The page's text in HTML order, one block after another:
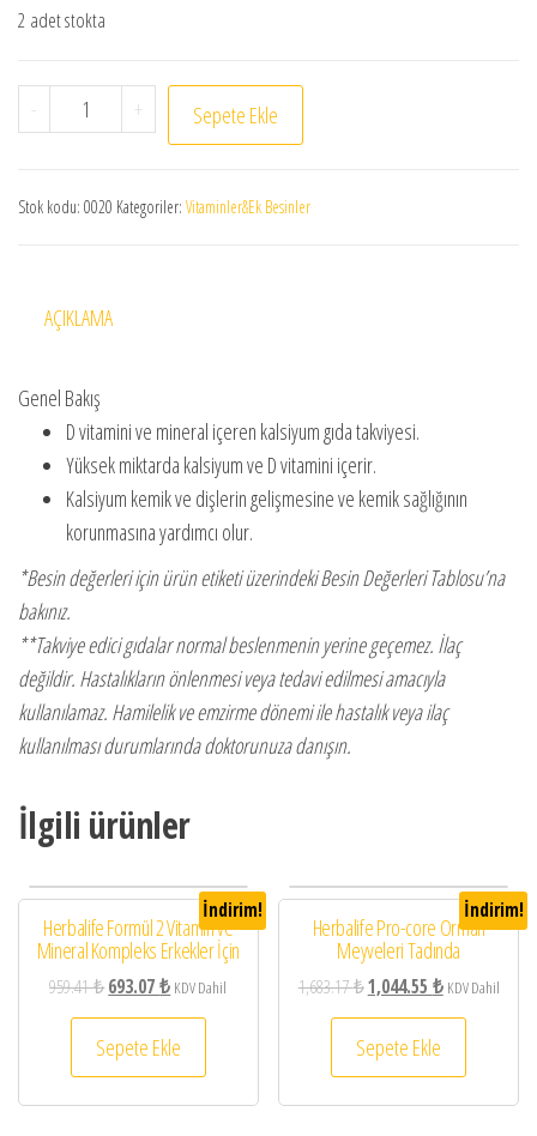
2 adet stokta
- + Sepete Ekle
Stok kodu: 0020 Kategoriler: Vitaminler&Ek Besinler
AÇIKLAMA
Genel Bakış
D vitamini ve mineral içeren kalsiyum gıda takviyesi.
Yüksek miktarda kalsiyum ve D vitamini içerir.
Kalsiyum kemik ve dişlerin gelişmesine ve kemik sağlığının
korunmasına yardımcı olur.
*Besin değerleri için ürün etiketi üzerindeki Besin Değerleri Tablosu’na
bakınız.
**Takviye edici gıdalar normal beslenmenin yerine geçemez. İlaç
değildir. Hastalıkların önlenmesi veya tedavi edilmesi amacıyla
kullanılamaz. Hamilelik ve emzirme dönemi ile hastalık veya ilaç
kullanılması durumlarında doktorunuza danışın.
İlgili ürünler
İndirim!
Herbalife Formül 2 Vitamin ve
Mineral Kompleks Erkekler İçin
959.41₺693.07₺ KDV Dahil
Sepete Ekle
İndirim!
Herbalife Pro-core Orman
Meyveleri Tadında
1,683.17₺1,044.55 ₺ KDV Dahil
Sepete Ekle